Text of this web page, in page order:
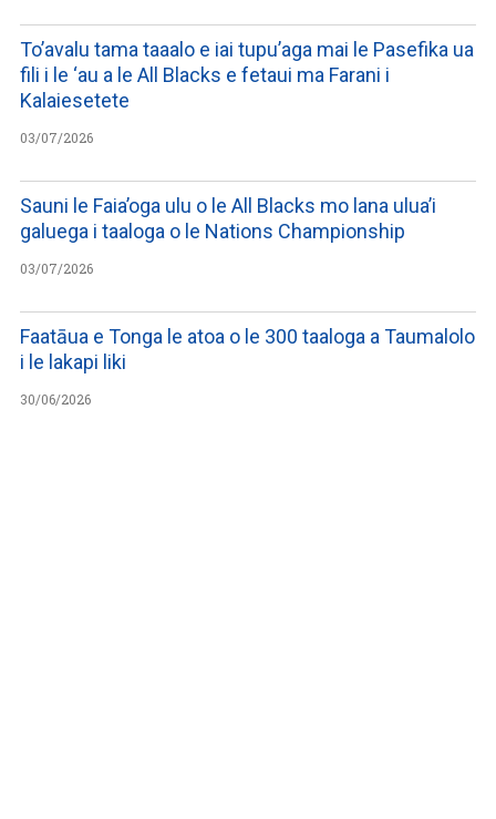
To’avalu tama taaalo e iai tupu’aga mai le Pasefika ua
fili i le ‘au a le All Blacks e fetaui ma Farani i
Kalaiesetete
03/07/2026
Sauni le Faia’oga ulu o le All Blacks mo lana ulua’i
galuega i taaloga o le Nations Championship
03/07/2026
Faatāua e Tonga le atoa o le 300 taaloga a Taumalolo
i le lakapi liki
30/06/2026